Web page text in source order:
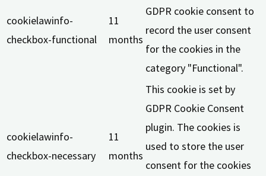
cookielawinfo-
checkbox-functional
11
months
GDPR cookie consent to
record the user consent
for the cookies in the
category "Functional".
cookielawinfo-
checkbox-necessary
11
months
This cookie is set by
GDPR Cookie Consent
plugin. The cookies is
used to store the user
consent for the cookies